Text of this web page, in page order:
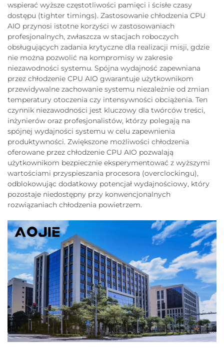
wspierać wyższe częstotliwości pamięci i ścisłe czasy
dostępu (tighter timings). Zastosowanie chłodzenia CPU
AIO przynosi istotne korzyści w zastosowaniach
profesjonalnych, zwłaszcza w stacjach roboczych
obsługujących zadania krytyczne dla realizacji misji, gdzie
nie można pozwolić na kompromisy w zakresie
niezawodności systemu. Spójna wydajność zapewniana
przez chłodzenie CPU AIO gwarantuje użytkownikom
przewidywalne zachowanie systemu niezależnie od zmian
temperatury otoczenia czy intensywności obciążenia. Ten
czynnik niezawodności jest kluczowy dla twórców treści,
inżynierów oraz profesjonalistów, którzy polegają na
spójnej wydajności systemu w celu zapewnienia
produktywności. Zwiększone możliwości chłodzenia
oferowane przez chłodzenie CPU AIO pozwalają
użytkownikom bezpiecznie eksperymentować z wyższymi
wartościami przyspieszania procesora (overclockingu),
odblokowując dodatkowy potencjał wydajnościowy, który
pozostaje niedostępny przy konwencjonalnych
rozwiązaniach chłodzenia powietrzem.